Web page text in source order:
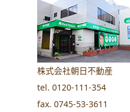
株式会社朝日不動産
tel. 0120-111-354
fax. 0745-53-3611